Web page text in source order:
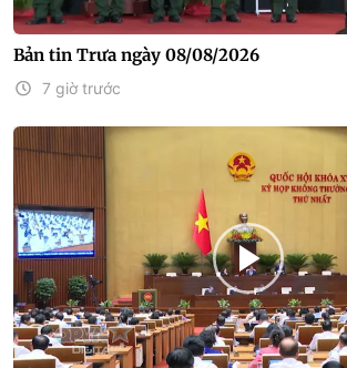
Bản tin Trưa ngày 08/08/2026
7 giờ trước